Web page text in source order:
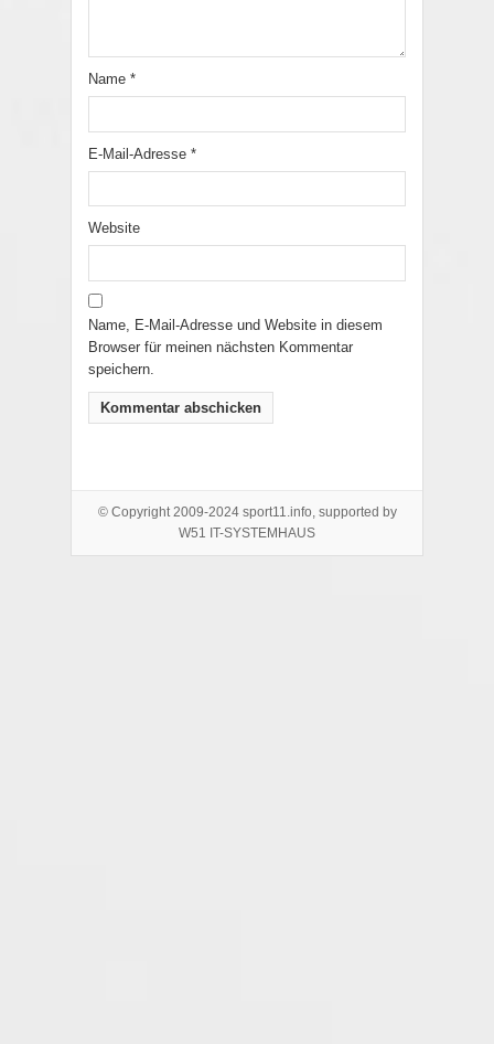
Name *
E-Mail-Adresse *
Website
Name, E-Mail-Adresse und Website in diesem
Browser für meinen nächsten Kommentar
speichern.
© Copyright 2009-2024 sport11.info, supported by
W51 IT-SYSTEMHAUS